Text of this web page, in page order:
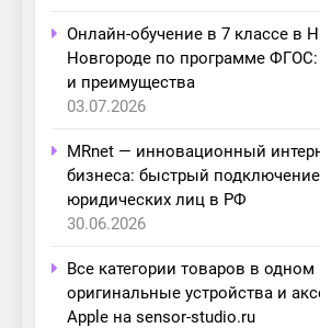
Онлайн-обучение в 7 классе в
Новгороде по программе
и преимущества
03.07.2026
MRnet — инновационный
бизнеса: быстрый
юридических лиц в РФ
30.06.2026
Все категории товаров в одном
оригинальные устройства и
Apple на sensor-studio.ru